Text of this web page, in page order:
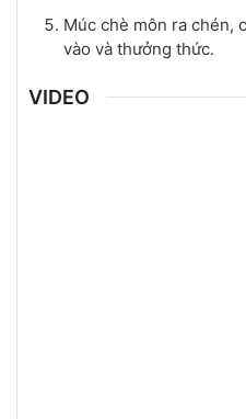
Múc chè môn ra chén,
vào và thưởng thức.
VIDEO